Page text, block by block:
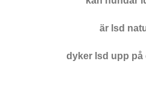
är lsd
dyker lsd upp på